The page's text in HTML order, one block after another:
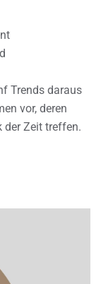
Trends daraus
vor, deren
der Zeit treffen.